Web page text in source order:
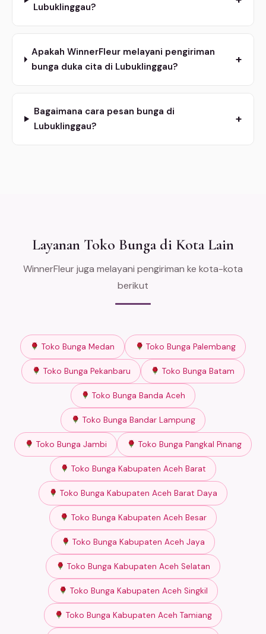
Lubuklinggau?
Apakah WinnerFleur melayani pengiriman
bunga duka cita di Lubuklinggau?
+
Bagaimana cara pesan bunga di
Lubuklinggau?
+
Layanan Toko Bunga di Kota Lain
WinnerFleur juga melayani pengiriman ke kota-kota
berikut
Toko Bunga Medan Toko Bunga Palembang
Toko Bunga Pekanbaru Toko Bunga Batam
Toko Bunga Banda Aceh
Toko Bunga Bandar Lampung
Toko Bunga Jambi Toko Bunga Pangkal Pinang
Toko Bunga Kabupaten Aceh Barat
Toko Bunga Kabupaten Aceh Barat Daya
Toko Bunga Kabupaten Aceh Besar
Toko Bunga Kabupaten Aceh Jaya
Toko Bunga Kabupaten Aceh Selatan
Toko Bunga Kabupaten Aceh Singkil
Toko Bunga Kabupaten Aceh Tamiang